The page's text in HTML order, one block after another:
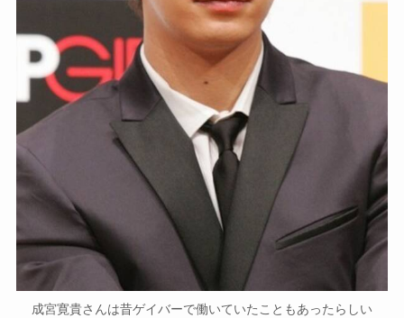
成宮寛貴さんは昔ゲイバーで働いていたこともあったらしい